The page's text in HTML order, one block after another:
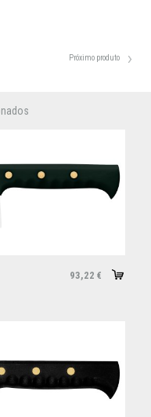
Próximo produto
93,22 €